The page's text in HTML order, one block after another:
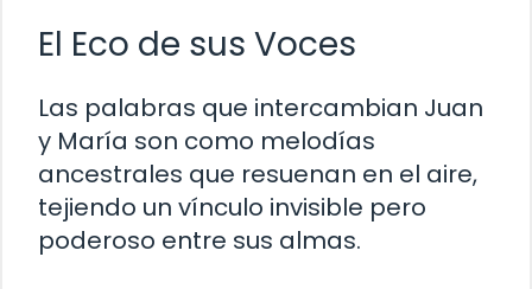
El Eco de sus Voces
Las palabras que intercambian Juan
y María son como melodías
ancestrales que resuenan en el aire,
tejiendo un vínculo invisible pero
poderoso entre sus almas.